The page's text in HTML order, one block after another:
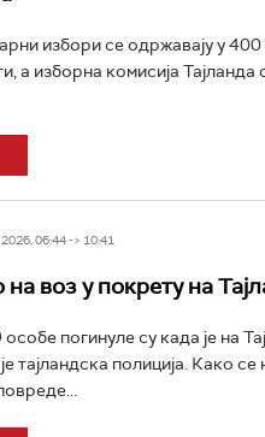
избори се одржавају у 400
а изборна комисија
06:44 -> 10:41
воз у покрету на
погинуле су када је на
тајландска полиција. Како